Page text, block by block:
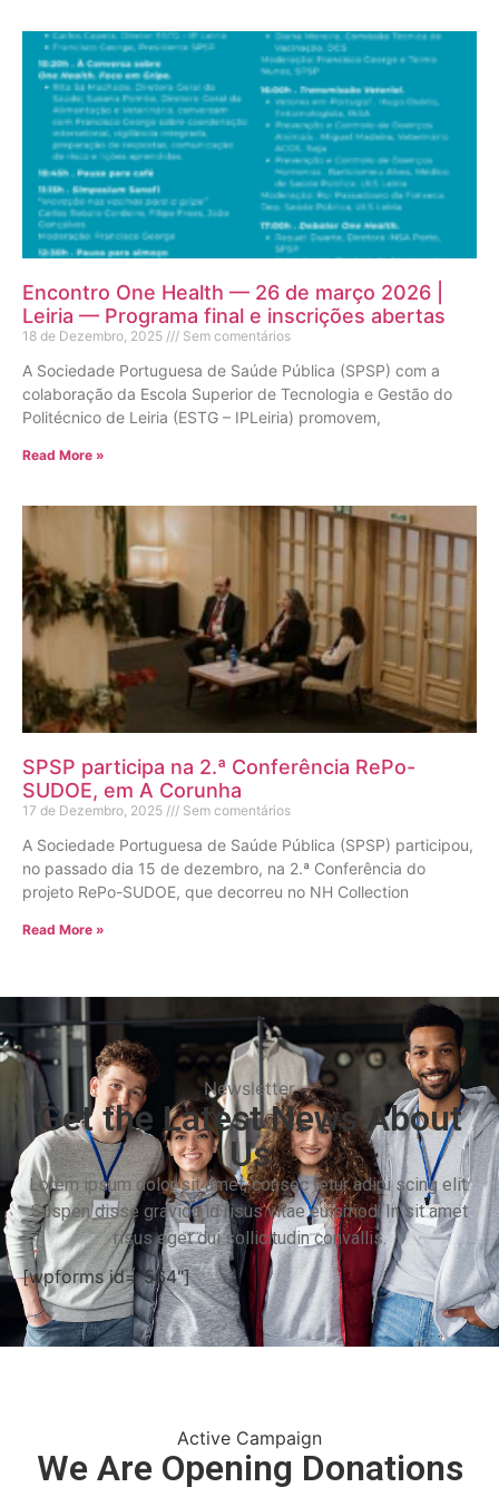
Encontro One Health — 26 de março 2026 |
Leiria — Programa final e inscrições abertas
18 de Dezembro, 2025 Sem comentários
A Sociedade Portuguesa de Saúde Pública (SPSP) com a
colaboração da Escola Superior de Tecnologia e Gestão do
Politécnico de Leiria (ESTG – IPLeiria) promovem,
Read More »
SPSP participa na 2.ª Conferência RePo-
SUDOE, em A Corunha
17 de Dezembro, 2025 Sem comentários
A Sociedade Portuguesa de Saúde Pública (SPSP) participou,
no passado dia 15 de dezembro, na 2.ª Conferência do
projeto RePo-SUDOE, que decorreu no NH Collection
Read More »
Newsletter
Get the Latest News About
Us
Lorem ipsum dolor sit amet, consec tetur adipi scing elit.
Suspen disse gravida id risus vitae euismod. In sit amet
risus eget dui sollicitudin convallis.
[wpforms id="564"]
Active Campaign
We Are Opening Donations